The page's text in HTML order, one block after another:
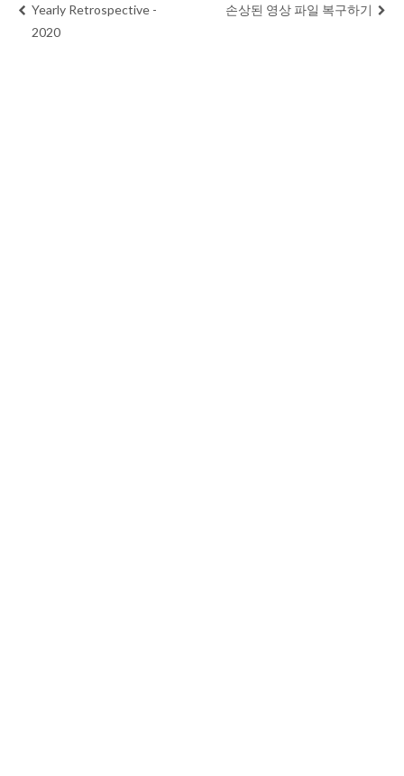
Yearly Retrospective -
2020
손상된 영상 파일 복구하기